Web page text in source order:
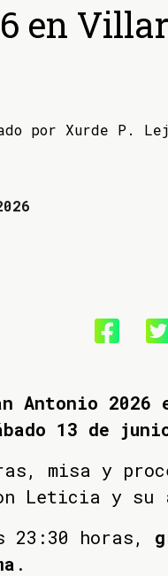
en
por Xurde P.
Antonio
13 de
misa y
Leticia y su
horas,
.